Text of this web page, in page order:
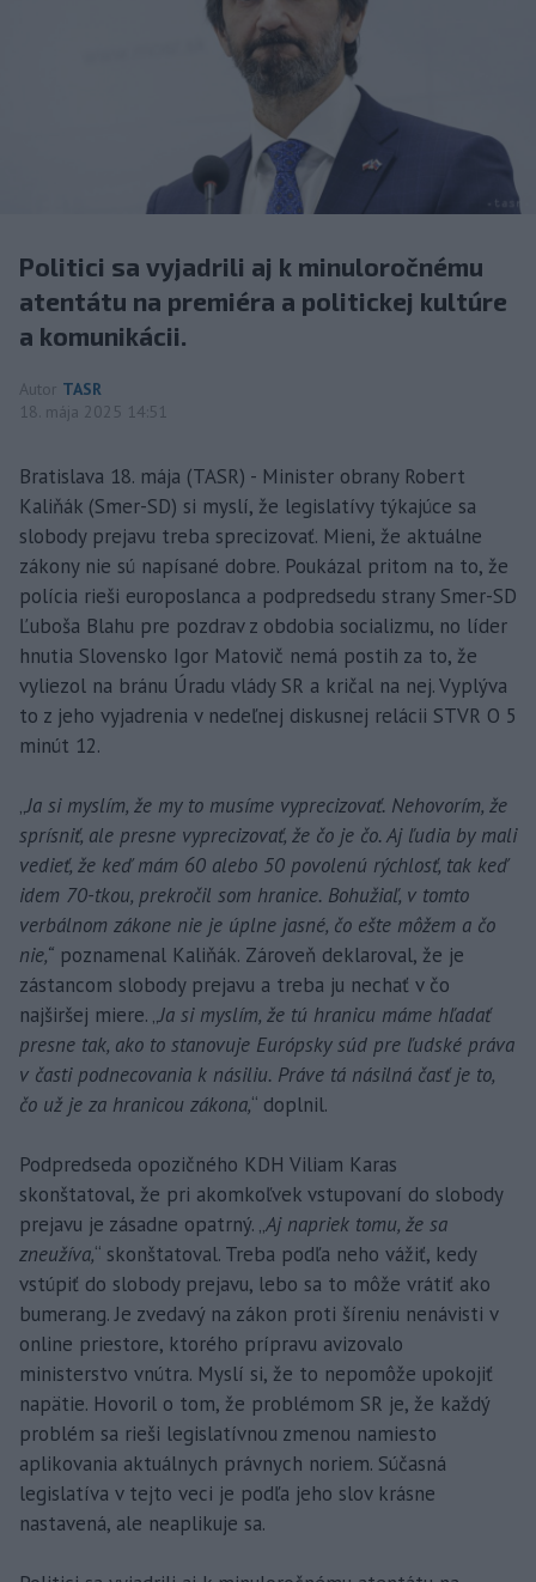
Politici sa vyjadrili aj k minuloročnému
atentátu na premiéra a politickej kultúre
a komunikácii.
Autor TASR
18. mája 2025 14:51
Bratislava 18. mája (TASR) - Minister obrany Robert
Kaliňák (Smer-SD) si myslí, že legislatívy týkajúce sa
slobody prejavu treba sprecizovať. Mieni, že aktuálne
zákony nie sú napísané dobre. Poukázal pritom na to, že
polícia rieši europoslanca a podpredsedu strany Smer-SD
Ľuboša Blahu pre pozdrav z obdobia socializmu, no líder
hnutia Slovensko Igor Matovič nemá postih za to, že
vyliezol na bránu Úradu vlády SR a kričal na nej. Vyplýva
to z jeho vyjadrenia v nedeľnej diskusnej relácii STVR O 5
minút 12.
„Ja si myslím, že my to musíme vyprecizovať. Nehovorím, že
sprísniť, ale presne vyprecizovať, že čo je čo. Aj ľudia by mali
vedieť, že keď mám 60 alebo 50 povolenú rýchlosť, tak keď
idem 70-tkou, prekročil som hranice. Bohužiaľ, v tomto
verbálnom zákone nie je úplne jasné, čo ešte môžem a čo
nie,“ poznamenal Kaliňák. Zároveň deklaroval, že je
zástancom slobody prejavu a treba ju nechať v čo
najširšej miere. „Ja si myslím, že tú hranicu máme hľadať
presne tak, ako to stanovuje Európsky súd pre ľudské práva
v časti podnecovania k násiliu. Práve tá násilná časť je to,
čo už je za hranicou zákona,“ doplnil.
Podpredseda opozičného KDH Viliam Karas
skonštatoval, že pri akomkoľvek vstupovaní do slobody
prejavu je zásadne opatrný. „Aj napriek tomu, že sa
zneužíva,“ skonštatoval. Treba podľa neho vážiť, kedy
vstúpiť do slobody prejavu, lebo sa to môže vrátiť ako
bumerang. Je zvedavý na zákon proti šíreniu nenávisti v
online priestore, ktorého prípravu avizovalo
ministerstvo vnútra. Myslí si, že to nepomôže upokojiť
napätie. Hovoril o tom, že problémom SR je, že každý
problém sa rieši legislatívnou zmenou namiesto
aplikovania aktuálnych právnych noriem. Súčasná
legislatíva v tejto veci je podľa jeho slov krásne
nastavená, ale neaplikuje sa.